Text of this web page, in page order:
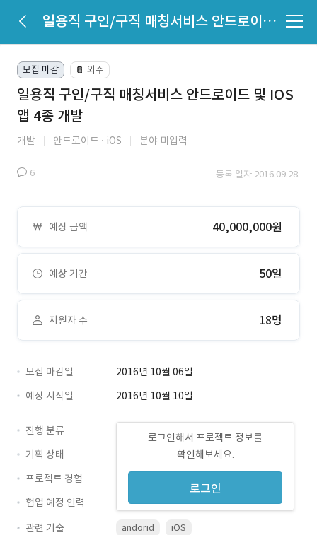
일용직 구인/구직 매칭서비스 안드로이드 및 IOS 앱 4종 개발
모집 마감 📔 외주
일용직 구인/구직 매칭서비스 안드로이드 및 IOS
앱 4종 개발
개발 안드로이드 iOS 분야 미입력
6 등록 일자 2016.09.28.
예상 금액 40,000,000원
예상 기간 50일
지원자 수 18명
모집 마감일
2016년 10월 06일
예상 시작일
2016년 10월 10일
로그인해서 프로젝트 정보를
확인해보세요.
로그인
진행 분류
기획 상태
프로젝트 경험
협업 예정 인력
관련 기술
andorid iOS